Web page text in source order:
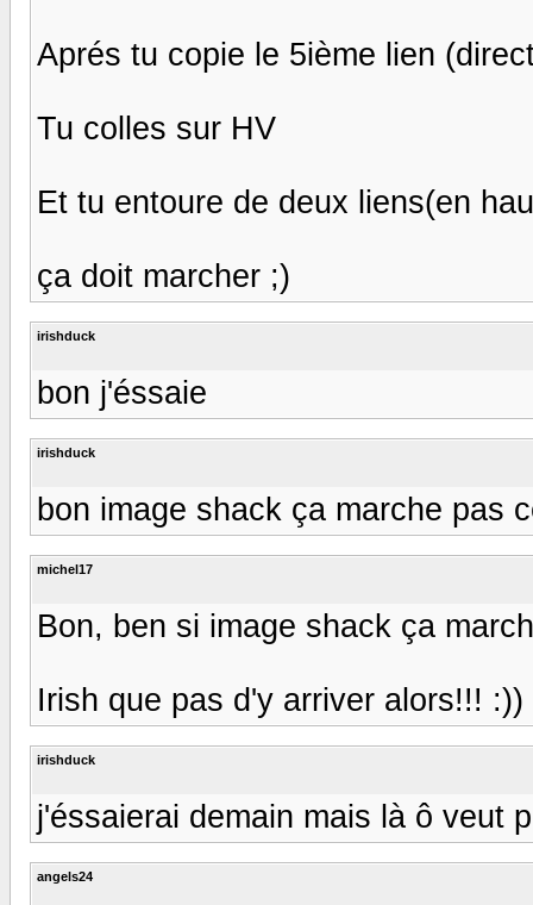
Aprés tu copie le 5ième lien
Tu colles sur HV
Et tu entoure de deux liens(en
ça doit marcher ;)
irishduck
bon j'éssaie
irishduck
bon image shack ça marche pas
michel17
Bon, ben si image shack ça
Irish que pas d'y arriver alors!!! :))
irishduck
j'éssaierai demain mais là ô veut
angels24